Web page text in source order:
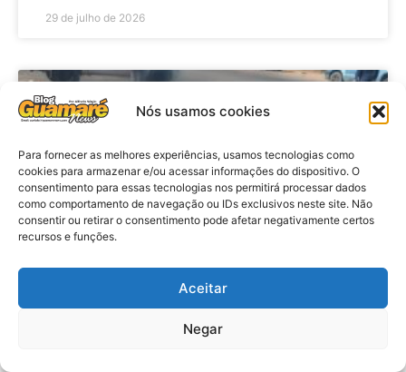
Nós usamos cookies
Para fornecer as melhores experiências, usamos tecnologias como
cookies para armazenar e/ou acessar informações do dispositivo. O
consentimento para essas tecnologias nos permitirá processar dados
como comportamento de navegação ou IDs exclusivos neste site. Não
consentir ou retirar o consentimento pode afetar negativamente certos
recursos e funções.
Aceitar
Negar
29 de julho de 2026
Acidente: A caminho do trabalho
professora se envolve em